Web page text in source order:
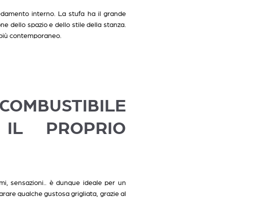
interno. La stufa ha il grande
dello spazio e dello stile della stanza.
contemporaneo.
PROPRIO
sensazioni.. è dunque ideale per un
qualche gustosa grigliata, grazie al